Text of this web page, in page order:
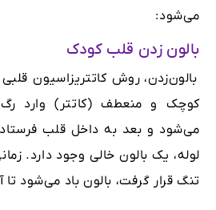
می‌شود:
بالون زدن قلب کودک
بالون‌زدن، روش کاتتریزاسیون
کوچک و منعطف (کاتتر) وارد
می‌شود و بعد به داخل قلب
لوله، یک بالون خالی وجود دارد.
تنگ قرار گرفت، بالون باد می‌شود